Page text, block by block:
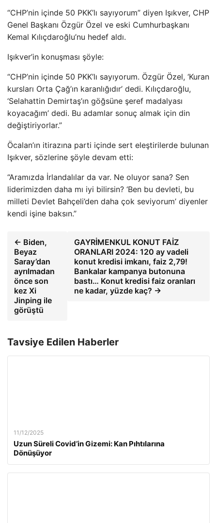
“CHP’nin içinde 50 PKK’lı sayıyorum” diyen Işıkver, CHP
Genel Başkanı Özgür Özel ve eski Cumhurbaşkanı
Kemal Kılıçdaroğlu’nu hedef aldı.
Işıkver’in konuşması şöyle:
“CHP’nin içinde 50 PKK’lı sayıyorum. Özgür Özel, ‘Kuran
kursları Orta Çağ’ın karanlığıdır’ dedi. Kılıçdaroğlu,
‘Selahattin Demirtaş’ın göğsüne şeref madalyası
koyacağım’ dedi. Bu adamlar sonuç almak için din
değiştiriyorlar.”
Öcalan’ın itirazına parti içinde sert eleştirilerde bulunan
Işıkver, sözlerine şöyle devam etti:
“Aramızda İrlandalılar da var. Ne oluyor sana? Sen
liderimizden daha mı iyi bilirsin? ‘Ben bu devleti, bu
milleti Devlet Bahçeli’den daha çok seviyorum’ diyenler
kendi işine baksın.”
← Biden,
Beyaz
Saray’dan
ayrılmadan
önce son
kez Xi
Jinping ile
görüştü
GAYRİMENKUL KONUT FAİZ
ORANLARI 2024: 120 ay vadeli
konut kredisi imkanı, faiz 2,79!
Bankalar kampanya butonuna
bastı… Konut kredisi faiz oranları
ne kadar, yüzde kaç? →
Tavsiye Edilen Haberler
11/12/2025
Uzun Süreli Covid’in Gizemi: Kan Pıhtılarına
Dönüşüyor